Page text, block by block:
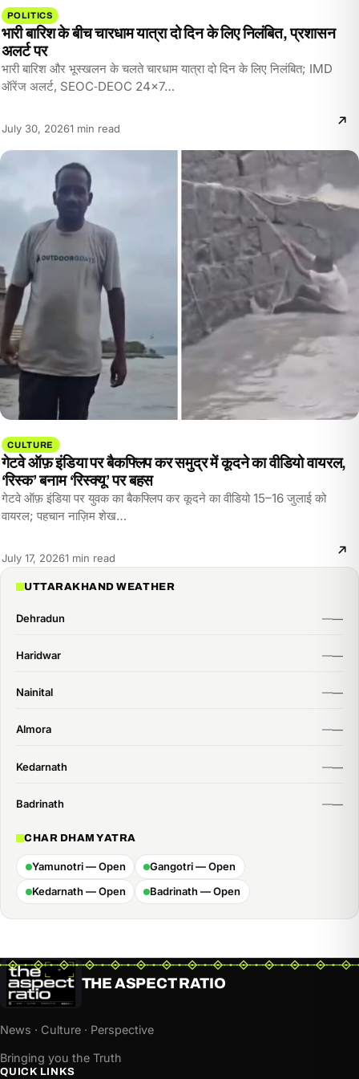
POLITICS
भारी बारिश के बीच चारधाम यात्रा दो दिन के लिए निलंबित, प्रशासन
अलर्ट पर
भारी बारिश और भूस्खलन के चलते चारधाम यात्रा दो दिन के लिए निलंबित; IMD
ऑरेंज अलर्ट, SEOC‑DEOC 24x7…
July 30, 2026Reading
1 min read
CULTURE
गेटवे ऑफ़ इंडिया पर बैकफ्लिप कर समुद्र में कूदने का वीडियो वायरल,
‘रिस्क’ बनाम ‘रिस्क्यू’ पर बहस
गेटवे ऑफ़ इंडिया पर युवक का बैकफ्लिप कर कूदने का वीडियो 15–16 जुलाई को
वायरल; पहचान नाज़िम शेख…
July 17, 2026Reading
1 min read
UTTARAKHAND WEATHER
Dehradun
Haridwar
Nainital
Almora
Kedarnath
Badrinath
CHAR DHAM YATRA
Yamunotri — Open
Gangotri — Open
Kedarnath — Open
Badrinath — Open
THE ASPECT RATIO
News · Culture · Perspective
Bringing you the Truth
QUICK LINKS